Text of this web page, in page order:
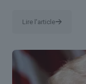
Lire l'article